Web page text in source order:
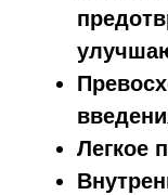
Легкое